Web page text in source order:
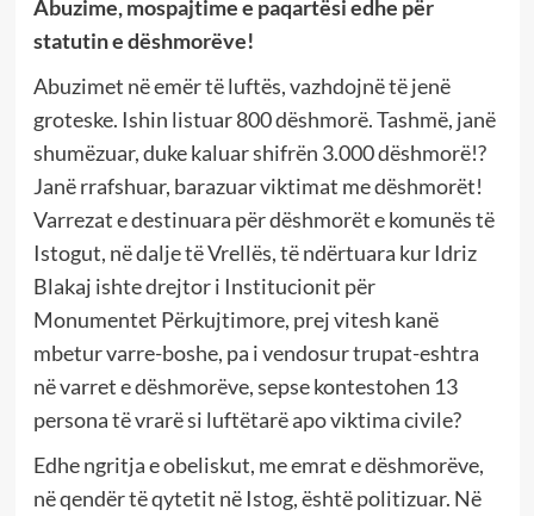
Abuzime, mospajtime e paqartësi edhe për
statutin e dëshmorëve!
Abuzimet në emër të luftës, vazhdojnë të jenë
groteske. Ishin listuar 800 dëshmorë. Tashmë, janë
shumëzuar, duke kaluar shifrën 3.000 dëshmorë!?
Janë rrafshuar, barazuar viktimat me dëshmorët!
Varrezat e destinuara për dëshmorët e komunës të
Istogut, në dalje të Vrellës, të ndërtuara kur Idriz
Blakaj ishte drejtor i Institucionit për
Monumentet Përkujtimore, prej vitesh kanë
mbetur varre-boshe, pa i vendosur trupat-eshtra
në varret e dëshmorëve, sepse kontestohen 13
persona të vrarë si luftëtarë apo viktima civile?
Edhe ngritja e obeliskut, me emrat e dëshmorëve,
në qendër të qytetit në Istog, është politizuar. Në